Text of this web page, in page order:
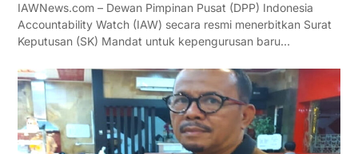
IAWNews.com – Dewan Pimpinan Pusat (DPP) Indonesia
Accountability Watch (IAW) secara resmi menerbitkan Surat
Keputusan (SK) Mandat untuk kepengurusan baru…